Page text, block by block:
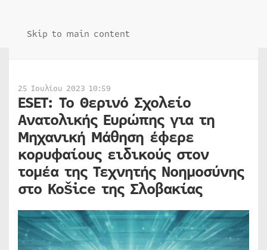
Skip to main content
25 Ιουλίου 2023 10:59
ESET: Το Θερινό Σχολείο
Ανατολικής Ευρώπης για τη
Μηχανική Μάθηση έφερε
κορυφαίους ειδικούς στον
τομέα της Τεχνητής Νοημοσύνης
στο Košice της Σλοβακίας